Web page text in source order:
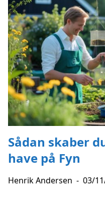
Sådan skaber
have på Fyn
Henrik Andersen - 03/